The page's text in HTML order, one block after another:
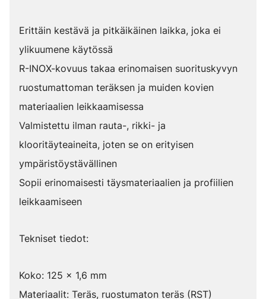
Erittäin kestävä ja pitkäikäinen laikka, joka ei
ylikuumene käytössä
R-INOX-kovuus takaa erinomaisen suorituskyvyn
ruostumattoman teräksen ja muiden kovien
materiaalien leikkaamisessa
Valmistettu ilman rauta-, rikki- ja
klooritäyteaineita, joten se on erityisen
ympäristöystävällinen
Sopii erinomaisesti täysmateriaalien ja profiilien
leikkaamiseen
Tekniset tiedot:
Koko: 125 x 1,6 mm
Materiaalit: Teräs, ruostumaton teräs (RST)